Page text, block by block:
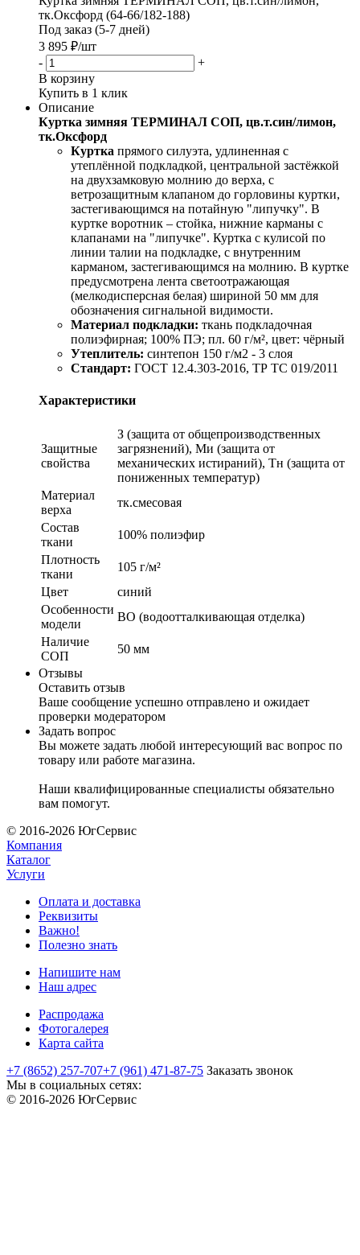
тк.Оксфорд (64-66/182-188)
Под заказ (5-7 дней)
3 895 ₽/шт
-
+
В корзину
Купить в 1 клик
Описание
Куртка зимняя ТЕРМИНАЛ СОП, цв.т.син/лимон,
тк.Оксфорд
Куртка прямого силуэта, удлиненная с
утеплённой подкладкой, центральной застёжкой
на двухзамковую молнию до верха, с
ветрозащитным клапаном до горловины куртки,
застегивающимся на потайную "липучку". В
куртке воротник – стойка, нижние карманы с
клапанами на "липучке". Куртка с кулисой по
линии талии на подкладке, с внутренним
карманом, застегивающимся на молнию. В куртке
предусмотрена лента светоотражающая
(мелкодисперсная белая) шириной 50 мм для
обозначения сигнальной видимости.
Материал подкладки: ткань подкладочная
полиэфирная; 100% ПЭ; пл. 60 г/м², цвет: чёрный
Утеплитель: синтепон 150 г/м2 - 3 слоя
Стандарт: ГОСТ 12.4.303-2016, ТР ТС 019/2011
Характеристики
Защитные
свойства
З (защита от общепроизводственных
загрязнений), Ми (защита от
механических истираний), Тн (защита от
пониженных температур)
Материал
верха
тк.смесовая
Состав
ткани
100% полиэфир
Плотность
ткани
105 г/м²
Цвет
синий
Особенности
модели
ВО (водоотталкивающая отделка)
Наличие
СОП
50 мм
Отзывы
Оставить отзыв
Ваше сообщение успешно отправлено и ожидает
проверки модератором
Задать вопрос
Вы можете задать любой интересующий вас вопрос по
товару или работе магазина.
Наши квалифицированные специалисты обязательно
вам помогут.
© 2016-2026 ЮгСервис
Компания
Каталог
Услуги
Оплата и доставка
Реквизиты
Важно!
Полезно знать
Напишите нам
Наш адрес
Распродажа
Фотогалерея
Карта сайта
+7 (8652) 257-707+7 (961) 471-87-75 Заказать звонок
Мы в социальных сетях:
© 2016-2026 ЮгСервис